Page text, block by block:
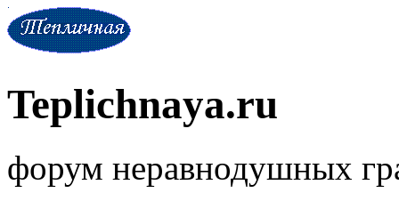
Teplichnaya.ru
форум неравнодушных